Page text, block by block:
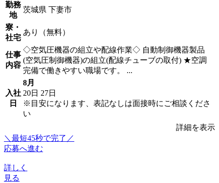
勤務
地
茨城県 下妻市
寮・
社宅
あり（無料）
仕事
内容
◇空気圧機器の組立や配線作業◇ 自動制御機器製品
(空気圧制御機器)の組立(配線チューブの取付) ★空調
完備で働きやすい職場です。 ...
入社
日
8月
20日 27日
※目安になります、表記なしは面接時にご相談くださ
い
詳細を表示
＼最短45秒で完了／
応募へ進む
詳しく
見る